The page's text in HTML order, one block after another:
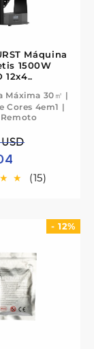
Máquina
1500W
12x4..
Máxima 30㎡ |
Cores 4em1 |
(15)
- 12%